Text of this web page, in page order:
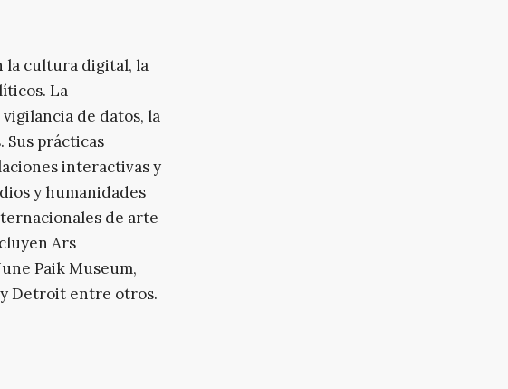
la cultura digital, la
La
de datos, la
Sus prácticas
interactivas y
y humanidades
de arte
Ars
Paik Museum,
Detroit entre otros.